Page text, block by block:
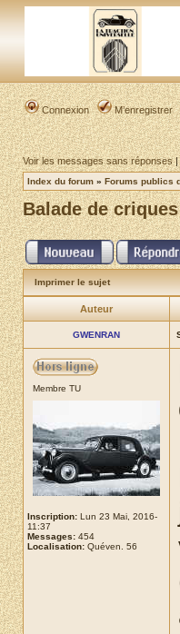
Connexion M’enregistrer
Voir les messages sans réponses|
Index du forum » Forums publics
Balade de
Imprimer le sujet
Auteur
GWENRAN
Membre TU
Inscription: Lun 23 Mai, 2016-
11:37
Messages: 454
Localisation: Quéven. 56